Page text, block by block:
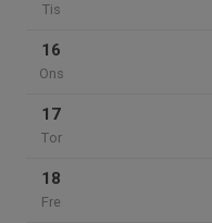
Tis
16
Ons
17
Tor
18
Fre